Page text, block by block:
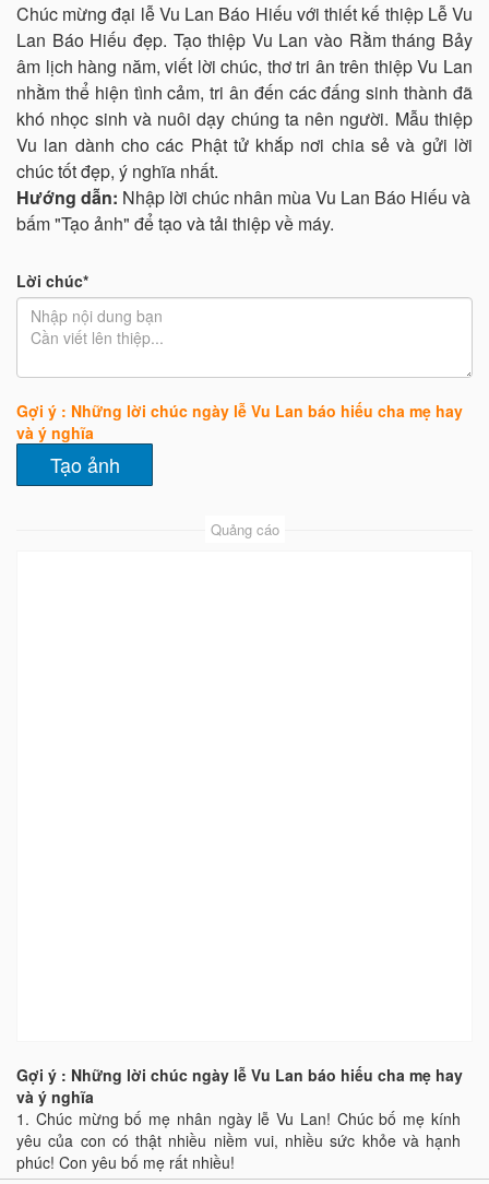
Chúc mừng đại lễ Vu Lan Báo Hiếu với thiết kế thiệp Lễ Vu
Lan Báo Hiếu đẹp. Tạo thiệp Vu Lan vào Rằm tháng Bảy
âm lịch hàng năm, viết lời chúc, thơ tri ân trên thiệp Vu Lan
nhằm thể hiện tình cảm, tri ân đến các đấng sinh thành đã
khó nhọc sinh và nuôi dạy chúng ta nên người. Mẫu thiệp
Vu lan dành cho các Phật tử khắp nơi chia sẻ và gửi lời
chúc tốt đẹp, ý nghĩa nhất.
Hướng dẫn: Nhập lời chúc nhân mùa Vu Lan Báo Hiếu và
bấm "Tạo ảnh" để tạo và tải thiệp về máy.
Lời chúc*
Gợi ý : Những lời chúc ngày lễ Vu Lan báo hiếu cha mẹ hay
và ý nghĩa
Quảng cáo
Gợi ý : Những lời chúc ngày lễ Vu Lan báo hiếu cha mẹ hay
và ý nghĩa
1. Chúc mừng bố mẹ nhân ngày lễ Vu Lan! Chúc bố mẹ kính
yêu của con có thật nhiều niềm vui, nhiều sức khỏe và hạnh
phúc! Con yêu bố mẹ rất nhiều!